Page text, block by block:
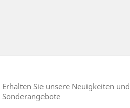
Erhalten Sie unsere Neuigkeiten und
Sonderangebote